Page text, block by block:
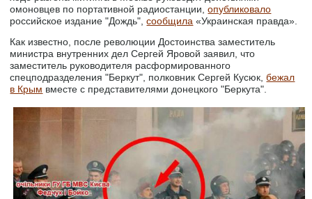
омоновцев по портативной радиостанции,опубликовало
российское издание "Дождь",сообщила «Украинская правда».
Как известно, после революции Достоинства заместитель
министра внутренних дел Сергей Яровой заявил, что
заместитель руководителя расформированного
спецподразделения "Беркут", полковник Сергей Кусюк,бежал
в Крым вместе с представителями донецкого "Беркута".